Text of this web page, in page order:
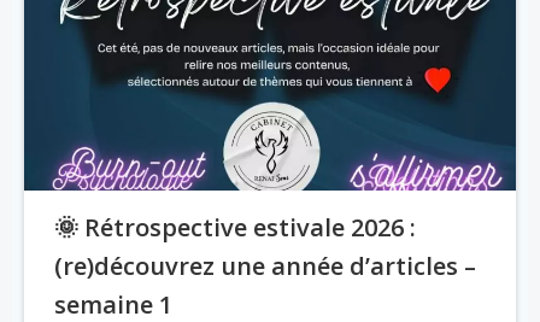
🌞 Rétrospective estivale 2026 :
(re)découvrez une année d’articles –
semaine 1